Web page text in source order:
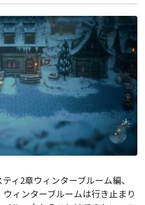
ィ2章ウィンターブルーム編、
ィンターブルームは行き止まり